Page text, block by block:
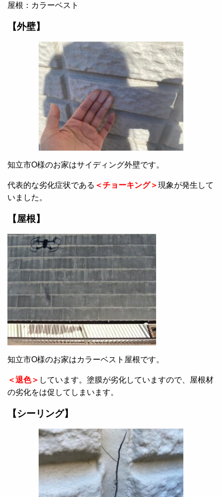
屋根：カラーベスト
【外壁】
知立市O様のお家はサイディング外壁です。
代表的な劣化症状である ＜チョーキング＞現象が発生して
いました。
【屋根】
知立市O様のお家はカラーベスト屋根です。
＜退色＞ しています。塗膜が劣化していますので、屋根材
の劣化をは促してしまいます。
【シーリング】